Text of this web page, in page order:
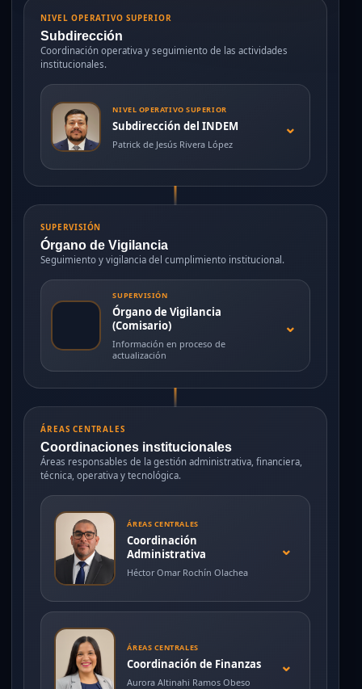
NIVEL OPERATIVO SUPERIOR
Subdirección
Coordinación operativa y seguimiento de las actividades
institucionales.
NIVEL OPERATIVO SUPERIOR
Subdirección del INDEM
Patrick de Jesús Rivera López
⌄
SUPERVISIÓN
Órgano de Vigilancia
Seguimiento y vigilancia del cumplimiento institucional.
SUPERVISIÓN
Órgano de Vigilancia
(Comisario)
Información en proceso de
actualización
⌄
ÁREAS CENTRALES
Coordinaciones institucionales
Áreas responsables de la gestión administrativa, financiera,
técnica, operativa y tecnológica.
ÁREAS CENTRALES
Coordinación
Administrativa
Héctor Omar Rochín Olachea
⌄
ÁREAS CENTRALES
Coordinación de Finanzas
Aurora Altinahi Ramos Obeso
⌄